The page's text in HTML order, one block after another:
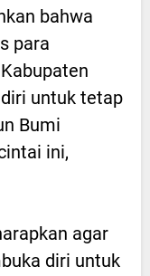
bahwa
para
untuk tetap
Bumi
ini,
agar
diri untuk